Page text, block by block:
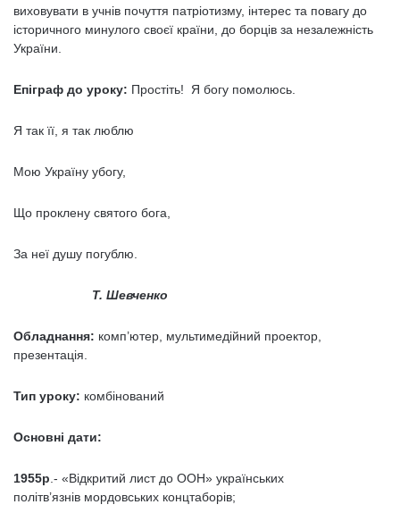
виховувати в учнів почуття патріотизму, інтерес та повагу до
історичного минулого своєї країни, до борців за незалежність
України.
Епіграф до уроку: Простіть! Я богу помолюсь.
Я так її, я так люблю
Мою Україну убогу,
Що проклену святого бога,
За неї душу погублю.
Т. Шевченко
Обладнання: комп’ютер, мультимедійний проектор,
презентація.
Тип уроку: комбінований
Основні дати:
1955р .- «Відкритий лист до ООН» українських
політв’язнів мордовських концтаборів;